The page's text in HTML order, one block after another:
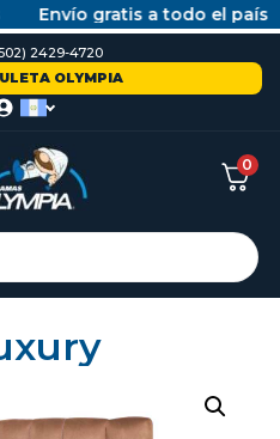
Envío gratis a todo el país
2429-4720
OLYMPIA
0